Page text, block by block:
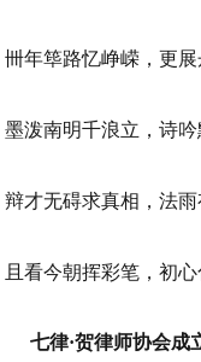
卌年筚路忆峥嵘，更展
墨泼南明千浪立，诗吟
辩才无碍求真相，法雨
且看今朝挥彩笔，初心
七律·贺律师协会成